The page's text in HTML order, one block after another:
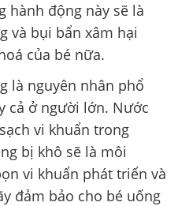
hành động này sẽ là
và bụi bẩn xâm hại
của bé nữa.
là nguyên nhân phổ
cả ở người lớn. Nước
vi khuẩn trong
bị khô sẽ là môi
vi khuẩn phát triển và
đảm bảo cho bé uống